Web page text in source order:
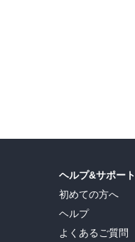
ヘルプ&サポート
初めての方へ
ヘルプ
よくあるご質問